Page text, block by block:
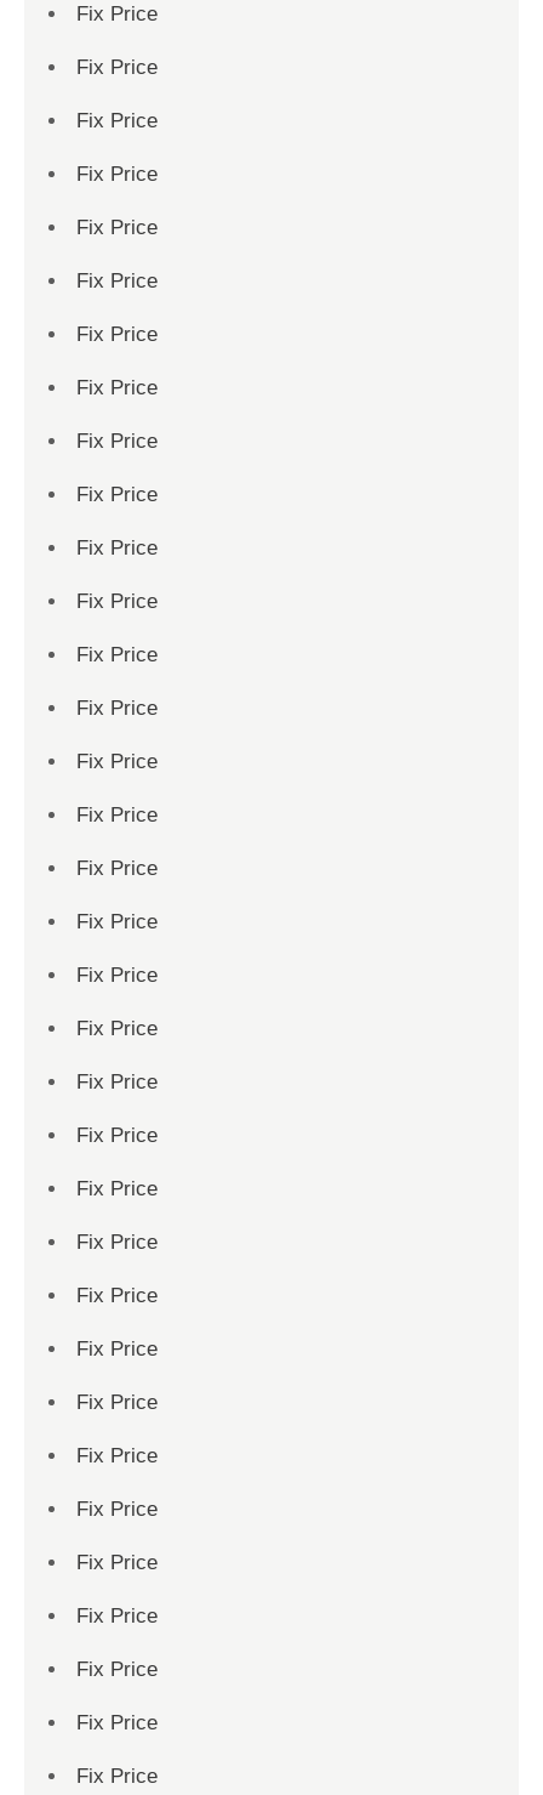
Fix Price
Fix Price
Fix Price
Fix Price
Fix Price
Fix Price
Fix Price
Fix Price
Fix Price
Fix Price
Fix Price
Fix Price
Fix Price
Fix Price
Fix Price
Fix Price
Fix Price
Fix Price
Fix Price
Fix Price
Fix Price
Fix Price
Fix Price
Fix Price
Fix Price
Fix Price
Fix Price
Fix Price
Fix Price
Fix Price
Fix Price
Fix Price
Fix Price
Fix Price